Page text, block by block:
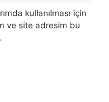
kullanılması için
ve site adresim bu